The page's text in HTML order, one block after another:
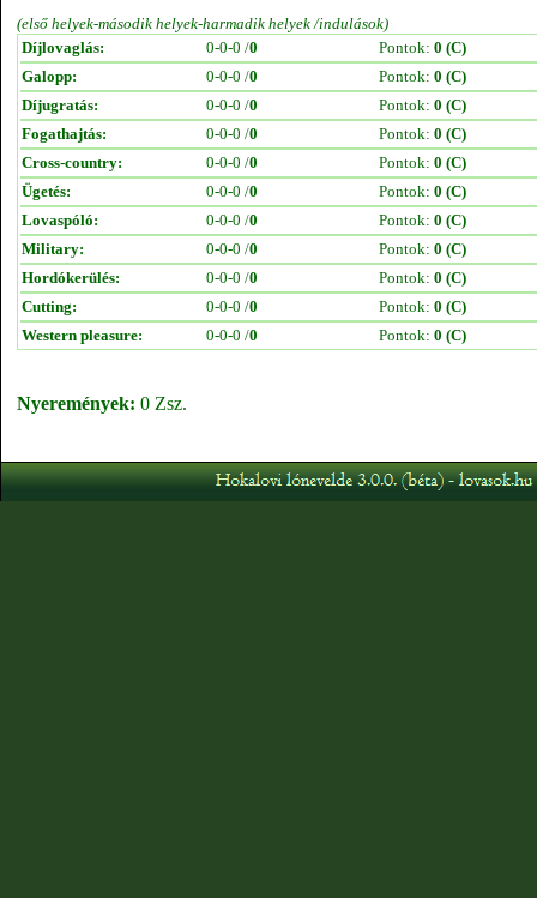
(első helyek-második helyek-harmadik helyek /indulások)
Díjlovaglás:
0-0-0 /0 Pontok: 0 (C)
Galopp:
0-0-0 /0 Pontok: 0 (C)
Díjugratás:
0-0-0 /0 Pontok: 0 (C)
Fogathajtás:
0-0-0 /0 Pontok: 0 (C)
Cross-country:
0-0-0 /0 Pontok: 0 (C)
Ügetés:
0-0-0 /0 Pontok: 0 (C)
Lovaspóló:
0-0-0 /0 Pontok: 0 (C)
Military:
0-0-0 /0 Pontok: 0 (C)
Hordókerülés:
0-0-0 /0 Pontok: 0 (C)
Cutting:
0-0-0 /0 Pontok: 0 (C)
Western pleasure:
0-0-0 /0 Pontok: 0 (C)
Nyeremények: 0 Zsz.